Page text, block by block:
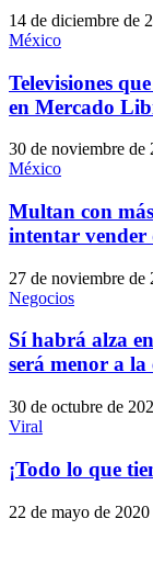
14 de diciembre de
México
Televisiones
en Mercado
30 de noviembre de
México
Multan con
intentar vender
27 de noviembre de
Negocios
Sí habrá alza
será menor a la
30 de octubre de
Viral
¡Todo lo que
22 de mayo de 2020